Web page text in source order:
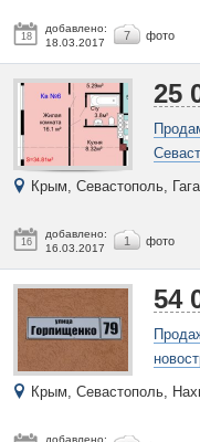
18
добавлено:
18.03.2017
7 фото
16
добавлено:
16.03.2017
1 фото
25
Крым, Севастополь,
добавлено:
54
Крым, Севастополь,